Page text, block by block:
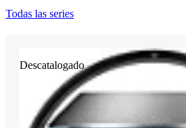
Todas las series
Descatalogado